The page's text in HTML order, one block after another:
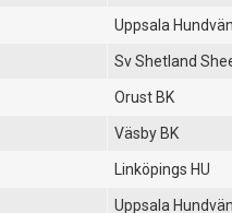
Uppsala
Sv Shetland
Orust BK
Väsby BK
Linköpings HU
Uppsala